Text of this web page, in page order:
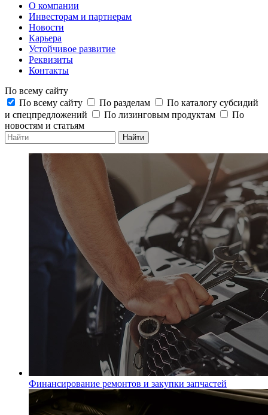
О компании
Инвесторам и партнерам
Новости
Карьера
Устойчивое развитие
Реквизиты
Контакты
По всему сайту
По всему сайту
По разделам
По каталогу субсидий
и спецпредложений
По лизинговым продуктам
По
новостям и статьям
Найти
Финансирование ремонтов и закупки запчастей